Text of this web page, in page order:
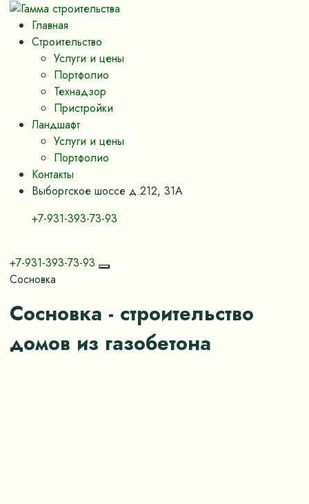
Главная
Строительство
Услуги и цены
Портфолио
Технадзор
Пристройки
Ландшафт
Услуги и цены
Портфолио
Контакты
Выборгское шоссе д.212, 31А
+7-931-393-73-93
+7-931-393-73-93
Сосновка
Сосновка - строительство
домов из газобетона